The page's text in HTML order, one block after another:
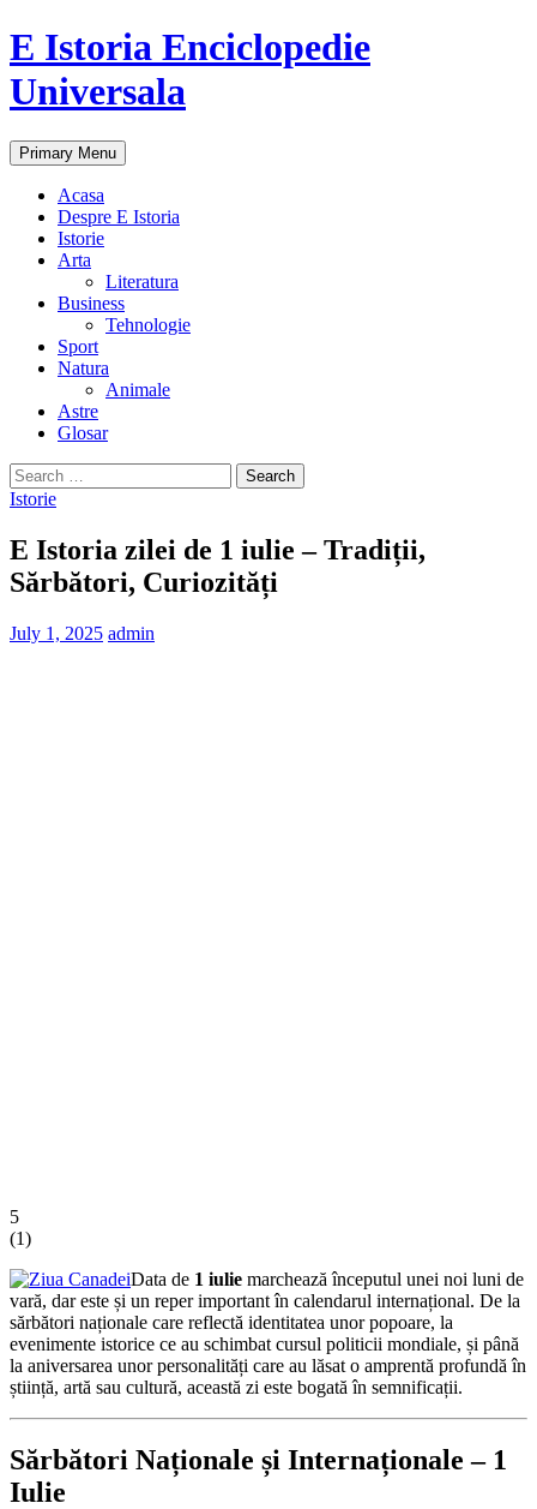
E Istoria Enciclopedie
Universala
Search
Primary Menu Skip
to
Acasa
Despre E Istoria
Istorie
Arta
Literatura
Business
Tehnologie
Sport
Natura
Animale
Astre
Glosar
Search
for:
Istorie
E Istoria zilei de 1 iulie – Tradiții,
Sărbători, Curiozități
July 1, 2025 admin
5
(1)
Data de 1 iulie marchează începutul unei noi luni de
vară, dar este și un reper important în calendarul internațional. De la
sărbători naționale care reflectă identitatea unor popoare, la
evenimente istorice ce au schimbat cursul politicii mondiale, și până
la aniversarea unor personalități care au lăsat o amprentă profundă în
știință, artă sau cultură, această zi este bogată în semnificații.
Sărbători Naționale și Internaționale – 1
Iulie